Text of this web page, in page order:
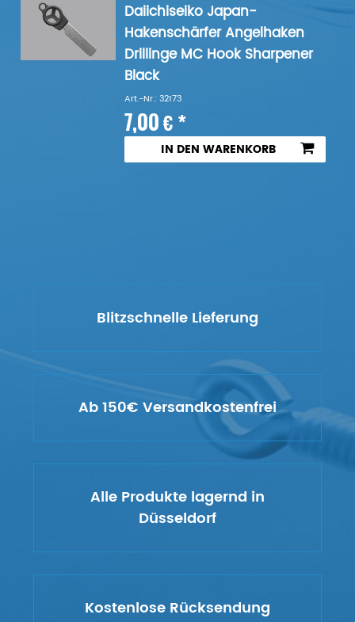
Daiichiseiko Japan-
Hakenschärfer Angelhaken
Drillinge MC Hook Sharpener
Black
Art.-Nr.: 32173
7,00 € *
IN DEN WARENKORB
Blitzschnelle Lieferung
Ab 150€ Versandkostenfrei
Alle Produkte lagernd in
Düsseldorf
Kostenlose Rücksendung